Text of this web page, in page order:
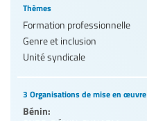
Thèmes
Formation professionnelle
Genre et inclusion
Unité syndicale
3 Organisations de mise en œuvre
Bénin: